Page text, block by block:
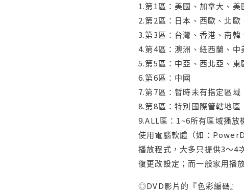
1.第1區：美國、加拿大、
2.第2區：日本、西歐、北歐
3.第3區：台灣、香港、南韓
4.第4區：澳洲、紐西蘭、
5.第5區：中亞、西北亞、
6.第6區：中國
7.第7區：暫時未有指定區域
8.第8區：特別國際管轄地區
9.ALL區：1~6所有區域播放
使用電腦軟體（如：
播放程式，大多只提供3～4
復更改設定；而一般家用播
◎DVD影片的『色彩編碼』